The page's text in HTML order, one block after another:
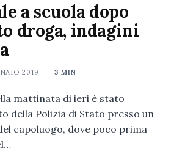
a scuola dopo
droga, indagini
2019 3 MIN
mattinata di ieri è stato
della Polizia di Stato presso un
capoluogo, dove poco prima